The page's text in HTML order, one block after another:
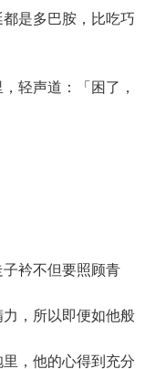
是多巴胺，比吃巧
轻声道：「困了，
衿不但要照顾青
，所以即便如他般
，他的心得到充分